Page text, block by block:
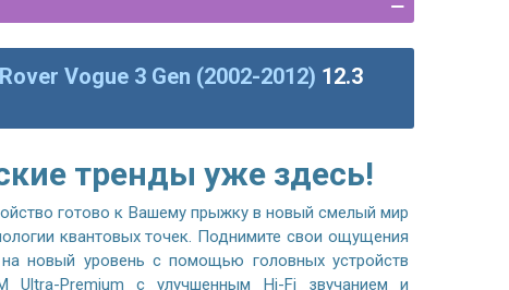
Vogue 3 Gen (2002-2012) 12.3
тренды уже здесь!
готово к Вашему прыжку в новый смелый мир
квантовых точек. Поднимите свои ощущения
новый уровень с помощью головных устройств
Ultra-Premium с улучшенным Hi-Fi звучанием и